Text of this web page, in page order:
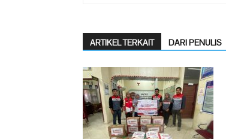
ARTIKEL TERKAIT DARI PENULIS